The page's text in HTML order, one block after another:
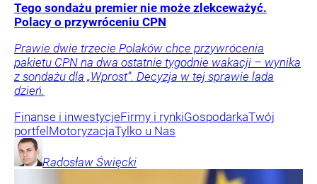
Tego sondażu premier nie może zlekceważyć.
Polacy o przywróceniu CPN
Prawie dwie trzecie Polaków chce przywrócenia
pakietu CPN na dwa ostatnie tygodnie wakacji – wynika
z sondażu dla „Wprost”. Decyzja w tej sprawie lada
dzień.
Finanse i inwestycjeFirmy i rynkiGospodarkaTwój
portfel MotoryzacjaTylko u Nas
Radosław Święcki